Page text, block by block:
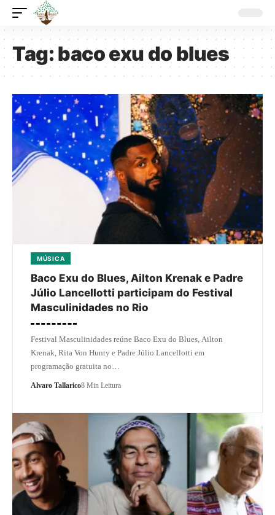
Tag:baco exu do blues
MÚSICA
Baco Exu do Blues, Ailton Krenak e Padre
Júlio Lancellotti participam do Festival
Masculinidades no Rio
Festival Masculinidades reúne Baco Exu do Blues, Ailton
Krenak, Rita Von Hunty e Padre Júlio Lancellotti em
programação gratuita no…
Alvaro Tallarico8 Min Leitura